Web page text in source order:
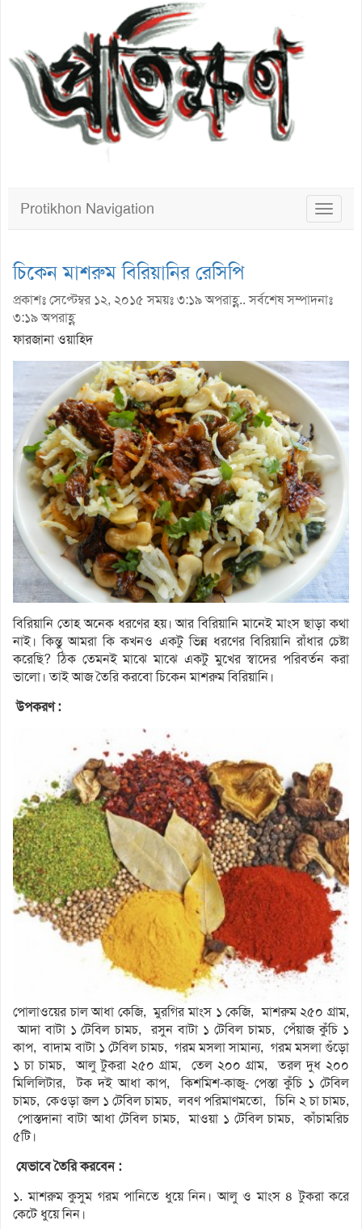
Toggle
Protikhon Navigation
চিকেন মাশরুম বিরিয়ানির রেসিপি
প্রকাশঃ সেপ্টেম্বর ১২, ২০১৫ সময়ঃ ৩:১৯ অপরাহ্ণ.. সর্বশেষ সম্পাদনাঃ
৩:১৯ অপরাহ্ণ
ফারজানা ওয়াহিদ
বিরিয়ানি তোহ অনেক ধরণের হয়। আর বিরিয়ানি মানেই মাংস ছাড়া কথা
নাই। কিন্তু আমরা কি কখনও একটু ভিন্ন ধরণের বিরিয়ানি রাঁধার চেষ্টা
করেছি? ঠিক তেমনই মাঝে মাঝে একটু মুখের স্বাদের পরিবর্তন করা
ভালো। তাই আজ তৈরি করবো চিকেন মাশরুম বিরিয়ানি।
উপকরণ :
পোলাওয়ের চাল আধা কেজি, মুরগির মাংস ১ কেজি, মাশরুম ২৫০ গ্রাম,
আদা বাটা ১ টেবিল চামচ, রসুন বাটা ১ টেবিল চামচ, পেঁয়াজ কুঁচি ১
কাপ, বাদাম বাটা ১ টেবিল চামচ, গরম মসলা সামান্য, গরম মসলা গুঁড়ো
১ চা চামচ, আলু টুকরা ২৫০ গ্রাম, তেল ২০০ গ্রাম, তরল দুধ ২০০
মিলিলিটার, টক দই আধা কাপ, কিশমিশ-কাজু- পেস্তা কুঁচি ১ টেবিল
চামচ, কেওড়া জল ১ টেবিল চামচ, লবণ পরিমাণমতো, চিনি ২ চা চামচ,
পোস্তদানা বাটা আধা টেবিল চামচ, মাওয়া ১ টেবিল চামচ, কাঁচামরিচ
৫টি।
যেভাবে তৈরি করবেন :
১. মাশরুম কুসুম গরম পানিতে ধুয়ে নিন। আলু ও মাংস ৪ টুকরা করে
কেটে ধুয়ে নিন।